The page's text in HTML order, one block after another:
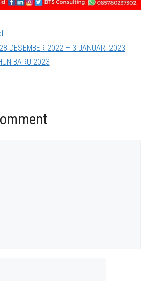
DESEMBER 2022 – 3 JANUARI 2023
BARU 2023